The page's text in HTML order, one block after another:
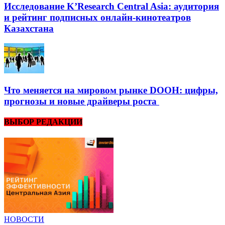
Исследование K’Research Central Asia: аудитория
и рейтинг подписных онлайн-кинотеатров
Казахстана
Что меняется на мировом рынке DOOH: цифры,
прогнозы и новые драйверы роста
ВЫБОР РЕДАКЦИИ
НОВОСТИ